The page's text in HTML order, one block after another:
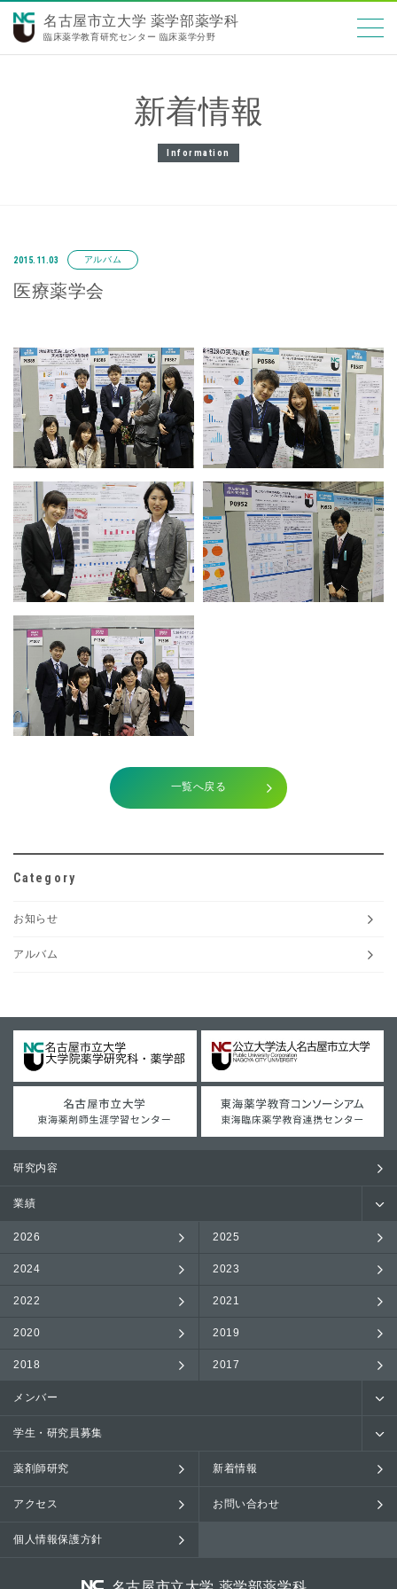
名古屋市立大学 薬学部薬学科
臨床薬学教育研究センター 臨床薬学分野
新着情報
Information
2015.11.03 アルバム
医療薬学会
一覧へ戻る
Category
お知らせ
アルバム
研究内容
業績
2026 2025
2024 2023
2022 2021
2020 2019
2018 2017
メンバー
学生・研究員募集
薬剤師研究 新着情報
アクセス お問い合わせ
個人情報保護方針